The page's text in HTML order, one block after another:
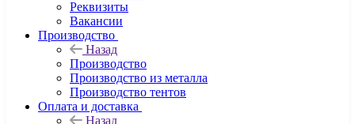
Реквизиты
Вакансии
Производство
Назад
Производство
Производство из металла
Производство тентов
Оплата и доставка
Назад